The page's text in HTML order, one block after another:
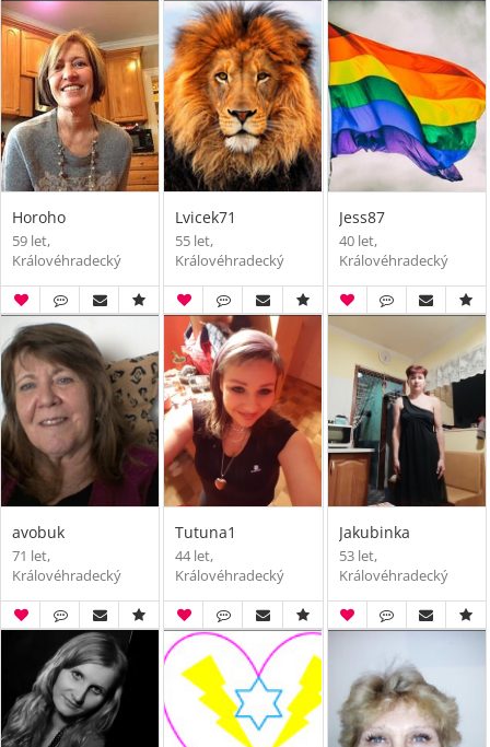
Horoho
59 let,
Královéhradecký
Lvicek71
55 let,
Královéhradecký
Jess87
40 let,
Královéhradecký
avobuk
71 let,
Královéhradecký
Tutuna1
44 let,
Královéhradecký
Jakubinka
53 let,
Královéhradecký